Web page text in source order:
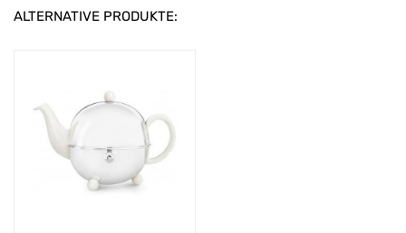
ALTERNATIVE PRODUKTE: